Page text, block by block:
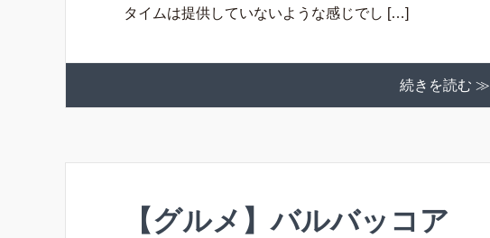
タイムは提供していないような感じでし […]
続きを読む ≫
【グルメ】バルバッコア